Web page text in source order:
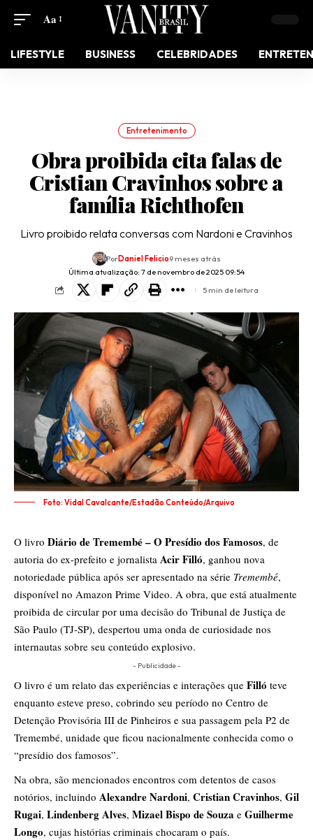
Aa
LIFESTYLE BUSINESS CELEBRIDADES
Entretenimento
Obra proibida cita falas de
Cristian Cravinhos sobre a
família Richthofen
Livro proibido relata conversas com Nardoni e Cravinhos
Última atualização: 7 de novembro de 2025 09:54
PorDaniel Felicio9 meses atrás
5 min de leitura
Foto: Vidal Cavalcante/Estadão Conteúdo/Arquivo
O livro Diário de Tremembé – O Presídio dos Famosos, de
autoria do ex-prefeito e jornalista Acir Filló, ganhou nova
notoriedade pública após ser apresentado na série Tremembé,
disponível no Amazon Prime Video. A obra, que está atualmente
proibida de circular por uma decisão do Tribunal de Justiça de
São Paulo (TJ-SP), despertou uma onda de curiosidade nos
internautas sobre seu conteúdo explosivo.
- Publicidade -
O livro é um relato das experiências e interações que Filló teve
enquanto esteve preso, cobrindo seu período no Centro de
Detenção Provisória III de Pinheiros e sua passagem pela P2 de
Tremembé, unidade que ficou nacionalmente conhecida como o
“presídio dos famosos”.
Na obra, são mencionados encontros com detentos de casos
notórios, incluindo Alexandre Nardoni, Cristian Cravinhos, Gil
Rugai, Lindenberg Alves, Mizael Bispo de Souza e Guilherme
Longo, cujas histórias criminais chocaram o país.